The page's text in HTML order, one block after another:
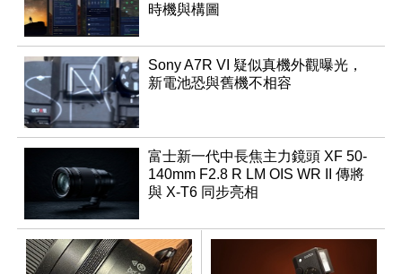
時機與構圖
Sony A7R VI 疑似真機外觀曝光，
新電池恐與舊機不相容
富士新一代中長焦主力鏡頭 XF 50-
140mm F2.8 R LM OIS WR II 傳將
與 X-T6 同步亮相